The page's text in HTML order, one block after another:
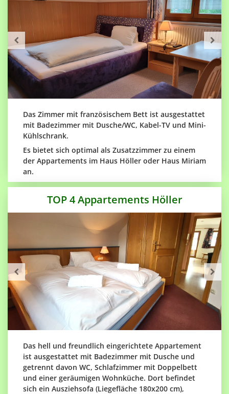
Das Zimmer mit französischem Bett ist ausgestattet
mit Badezimmer mit Dusche/WC, Kabel-TV und Mini-
Kühlschrank.
Es bietet sich optimal als Zusatzzimmer zu einem
der Appartements im Haus Höller oder Haus Miriam
an.
TOP 4 Appartements Höller
Das hell und freundlich eingerichtete Appartement
ist ausgestattet mit Badezimmer mit Dusche und
getrennt davon WC, Schlafzimmer mit Doppelbett
und einer geräumigen Wohnküche. Dort befindet
sich ein Ausziehsofa (Liegefläche 180x200 cm),